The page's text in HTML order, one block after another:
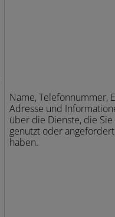
Name, Telefonnummer,
Adresse und
über die Dienste, die Sie
genutzt oder angefordert
haben.